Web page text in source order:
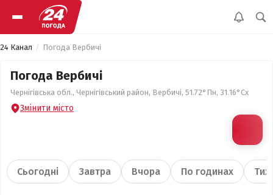
24 Канал Погода Вербичі
Погода Вербичі
Чернігівська обл., Чернігівський район, Вербичі, 51.72°Пн, 31.16°Сх
Змінити місто
Сьогодні Завтра Вчора По годинах